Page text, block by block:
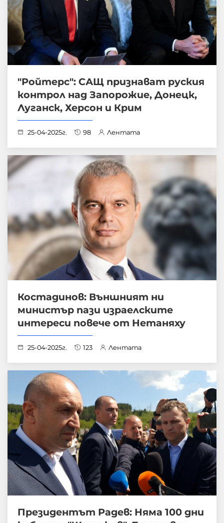
"Ройтерс": САЩ признават руския
контрол над Запорожие, Донецк,
Луганск, Херсон и Крим
25-04-2025г. 98 Лентата
Костадинов: Външният ни
министър пази израелските
интереси повече от Нетаняху
25-04-2025г. 123 Лентата
Президентът Радев: Няма 100 дни